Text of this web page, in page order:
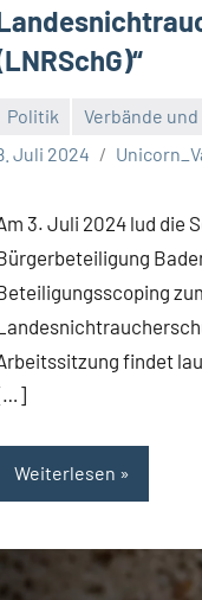
Politik
Verbände
Juli 2024
3. Juli 2024 lud die
findet
Weiterlesen